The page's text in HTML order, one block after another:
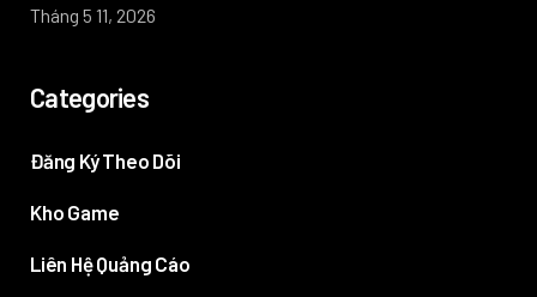
Tháng 5 11, 2026
Categories
Đăng Ký Theo Dõi
Kho Game
Liên Hệ Quảng Cáo